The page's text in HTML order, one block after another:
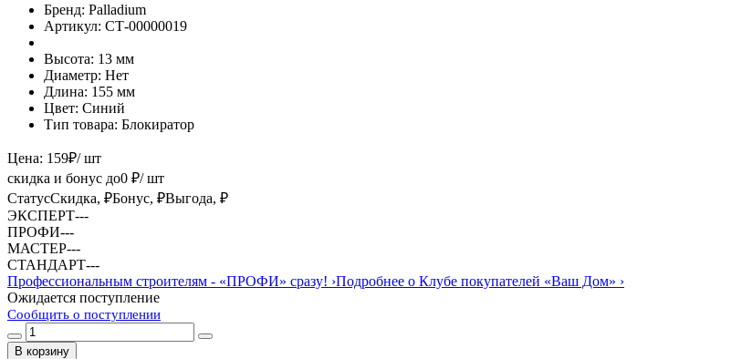
Бренд: Palladium
Артикул: СТ-00000019
Высота: 13 мм
Диаметр: Нет
Длина: 155 мм
Цвет: Синий
Тип товара: Блокиратор
Цена: 159₽/ шт
скидка и бонус до0 ₽/ шт
СтатусСкидка, ₽Бонус, ₽Выгода, ₽
ЭКСПЕРТ---
ПРОФИ---
МАСТЕР---
СТАНДАРТ---
Профессиональным строителям - «ПРОФИ» сразу! ›Подробнее о Клубе покупателей «Ваш Дом» ›
Ожидается поступление
Сообщить о поступлении
В корзину